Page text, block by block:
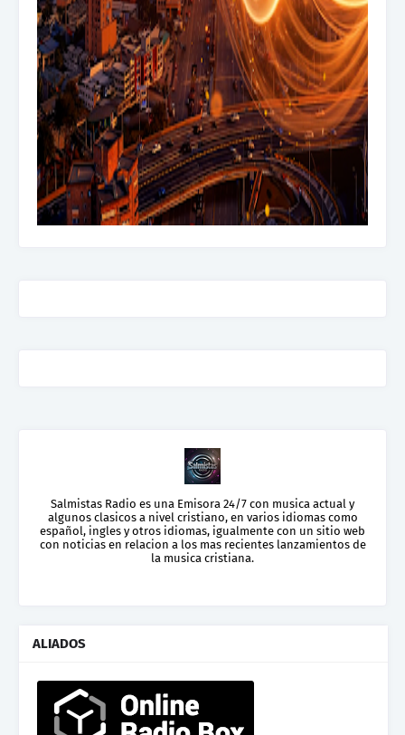
Salmistas Radio es una Emisora 24/7 con musica actual y
algunos clasicos a nivel cristiano, en varios idiomas como
español, ingles y otros idiomas, igualmente con un sitio web
con noticias en relacion a los mas recientes lanzamientos de
la musica cristiana.
ALIADOS